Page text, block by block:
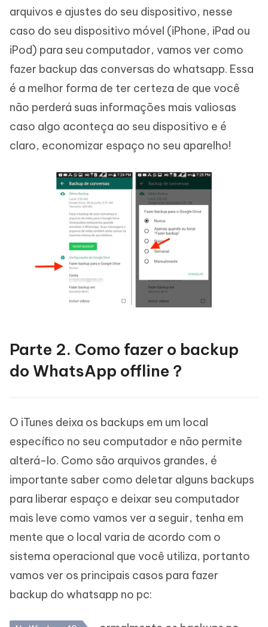
arquivos e ajustes do seu dispositivo, nesse
caso do seu dispositivo móvel (iPhone, iPad ou
iPod) para seu computador, vamos ver como
fazer backup das conversas do whatsapp. Essa
é a melhor forma de ter certeza de que você
não perderá suas informações mais valiosas
caso algo aconteça ao seu dispositivo e é
claro, economizar espaço no seu aparelho!
Parte 2. Como fazer o backup
do WhatsApp offline？
O iTunes deixa os backups em um local
específico no seu computador e não permite
alterá-lo. Como são arquivos grandes, é
importante saber como deletar alguns backups
para liberar espaço e deixar seu computador
mais leve como vamos ver a seguir, tenha em
mente que o local varia de acordo com o
sistema operacional que você utiliza, portanto
vamos ver os principais casos para fazer
backup do whatsapp no pc: